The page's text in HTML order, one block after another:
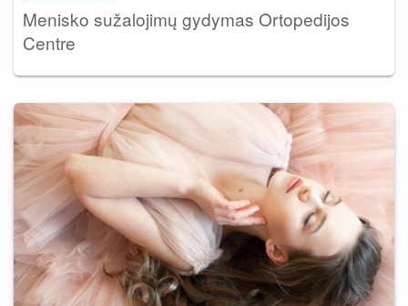
Menisko sužalojimų gydymas Ortopedijos
Centre